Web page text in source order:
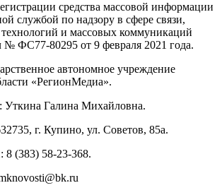
средства массовой информации
службой по надзору в сфере связи,
и массовых коммуникаций
№ ФС77-80295 от 9 февраля 2021 года.
автономное учреждение
«РегионМедиа».
Уткина Галина Михайловна.
г. Купино, ул. Советов, 85а.
8 (383) 58-23-368.